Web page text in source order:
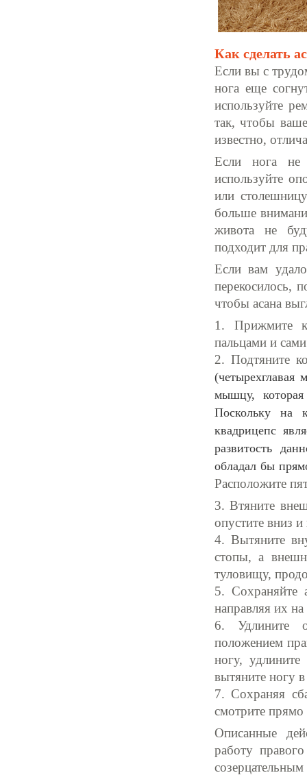
Как сделать
Если вы с
нога еще
используйте
так, чтобы
известно,
Если нога не
используйте
или
больше
живота не
подходит для
Если вам
перекосилось,
чтобы асана
1. Прижмите
пальцами и
2. Подтяните
мышцу, которая
Поскольку на
квадрицепс
развитость
обладал бы
Расположите
3. Втяните
опустите вниз
4. Вытяните
стопы, а
туловищу,
5. Сохраняйте
направляя их
6. Удлините
положением
ногу,
вытяните ногу
7. Сохраняя
смотрите прямо
Описанные
работу
созерцательным